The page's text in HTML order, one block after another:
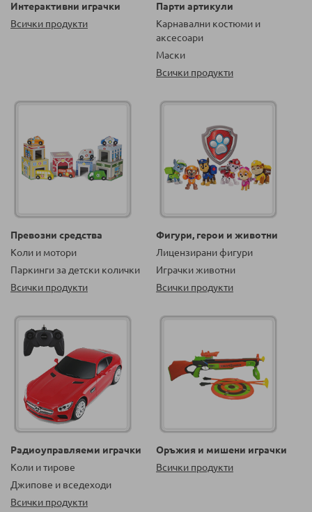
Интерактивни играчки
Всички продукти
Парти артикули
Карнавални костюми и
аксесоари
Маски
Всички продукти
Превозни средства
Коли и мотори
Паркинги за детски колички
Всички продукти
Фигури, герои и животни
Лицензирани фигури
Играчки животни
Всички продукти
Радиоуправляеми играчки
Коли и тирове
Джипове и вседеходи
Всички продукти
Оръжия и мишени играчки
Всички продукти